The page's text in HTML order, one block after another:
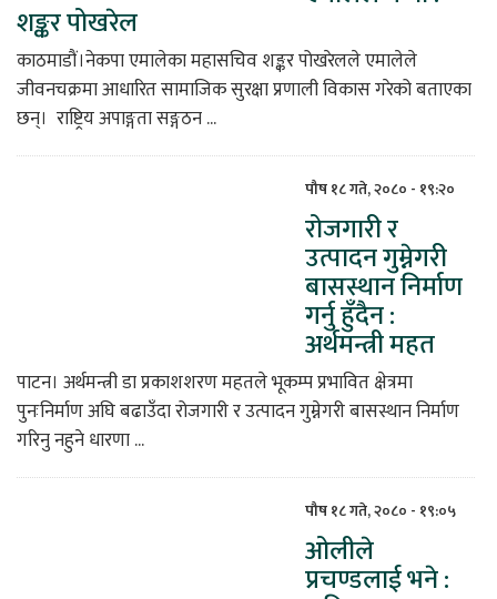
शङ्कर पोखरेल
काठमाडौं।नेकपा एमालेका महासचिव शङ्कर पोखरेलले एमालेले
जीवनचक्रमा आधारित सामाजिक सुरक्षा प्रणाली विकास गरेको बताएका
छन्। राष्ट्रिय अपाङ्गता सङ्गठन ...
पौष १८ गते, २०८० - १९:२०
रोजगारी र
उत्पादन गुम्नेगरी
बासस्थान निर्माण
गर्नु हुँदैन :
अर्थमन्त्री महत
पाटन। अर्थमन्त्री डा प्रकाशशरण महतले भूकम्प प्रभावित क्षेत्रमा
पुनःनिर्माण अघि बढाउँदा रोजगारी र उत्पादन गुम्नेगरी बासस्थान निर्माण
गरिनु नहुने धारणा ...
पौष १८ गते, २०८० - १९:०५
ओलीले
प्रचण्डलाई भने :